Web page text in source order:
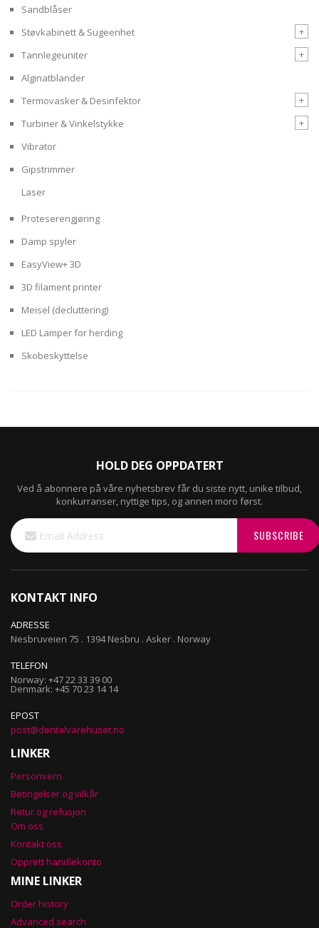
Sandblåser
Støvkabinett & Sugeenhet
+
Tannlegeuniter
+
Alginatblander
Termovasker & Desinfektor
+
Turbiner & Vinkelstykke
+
Vibrator
Gipstrimmer
Laser
Proteserengjøring
Damp spyler
EasyView+ 3D
3D filament printer
Meisel (decluttering)
LED Lamper for herding
Skobeskyttelse
HOLD DEG OPPDATERT
Ved å abonnere på våre nyhetsbrev får du siste nytt, unike tilbud,
konkurranser, nyttige tips, og annen moro først.
Sign
Up
for
SUBSCRIBE
KONTAKT INFO
ADRESSE
Nesbruveien 75 . 1394 Nesbru . Asker . Norway
TELEFON
Norway: +47 22 33 39 00
Denmark: +45 70 23 14 14
EPOST
post@dentalvarehuset.no
LINKER
Personvern
Betingelser og vilkår
Retur og refusjon
Om oss
Kontakt oss
Opprett handlekonto
MINE LINKER
Order history
Advanced search